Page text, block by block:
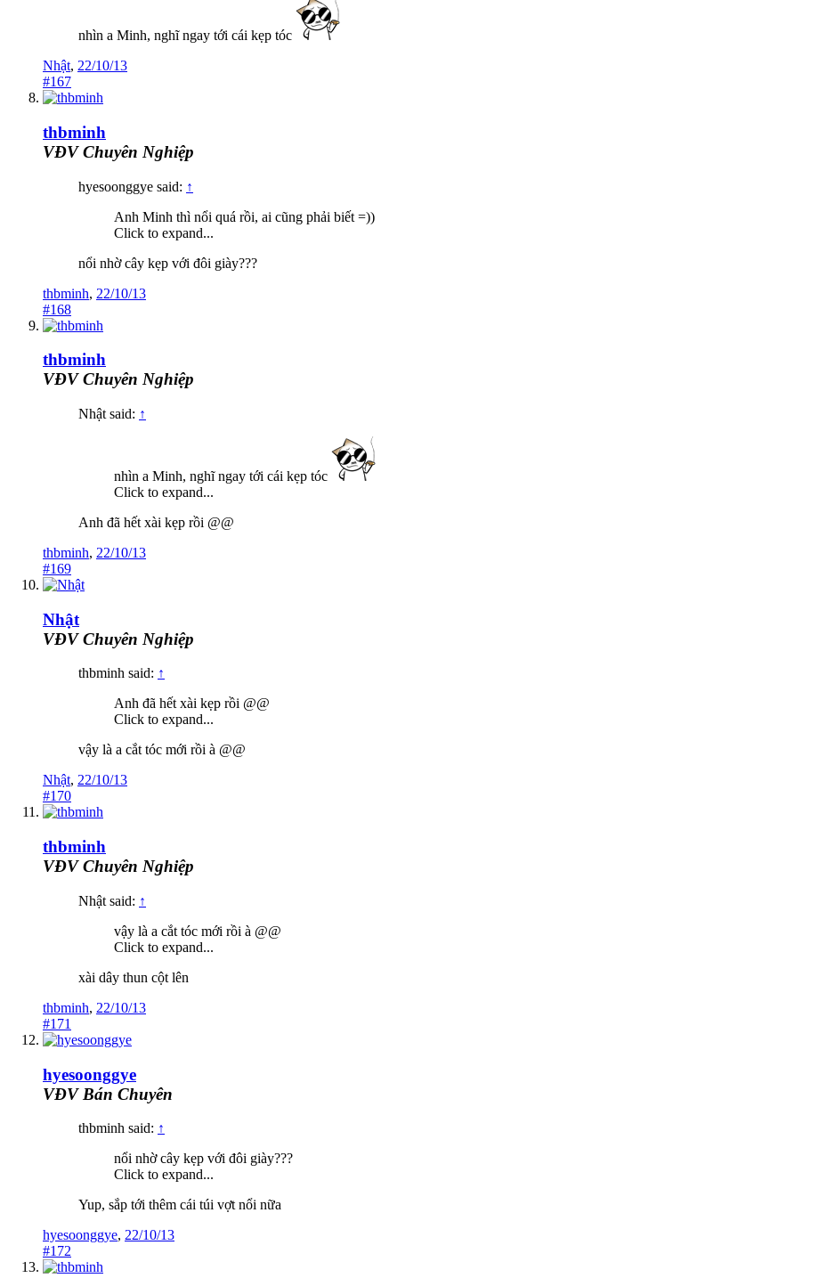
nhìn a Minh, nghĩ ngay tới cái kẹp tóc
Nhật, 22/10/13
#167
thbminh
VĐV Chuyên Nghiệp
hyesoonggye said: ↑
Anh Minh thì nổi quá rồi, ai cũng phải biết =))
Click to expand...
nổi nhờ cây kẹp với đôi giày???
thbminh, 22/10/13
#168
thbminh
VĐV Chuyên Nghiệp
Nhật said: ↑
nhìn a Minh, nghĩ ngay tới cái kẹp tóc
Click to expand...
Anh đã hết xài kẹp rồi @@
thbminh, 22/10/13
#169
Nhật
VĐV Chuyên Nghiệp
thbminh said: ↑
Anh đã hết xài kẹp rồi @@
Click to expand...
vậy là a cắt tóc mới rồi à @@
Nhật, 22/10/13
#170
thbminh
VĐV Chuyên Nghiệp
Nhật said: ↑
vậy là a cắt tóc mới rồi à @@
Click to expand...
xài dây thun cột lên
thbminh, 22/10/13
#171
hyesoonggye
VĐV Bán Chuyên
thbminh said: ↑
nổi nhờ cây kẹp với đôi giày???
Click to expand...
Yup, sắp tới thêm cái túi vợt nổi nữa
hyesoonggye, 22/10/13
#172